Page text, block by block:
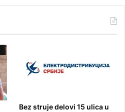
Bez struje delovi 15 ulica u